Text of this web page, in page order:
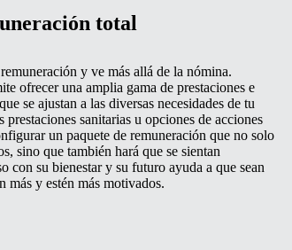
total
y ve más allá de la nómina.
ofrecer una amplia gama de prestaciones e
se ajustan a las diversas necesidades de tu
sanitarias u opciones de acciones
un paquete de remuneración que no solo
sino que también hará que se sientan
con su bienestar y su futuro ayuda a que sean
más y estén más motivados.